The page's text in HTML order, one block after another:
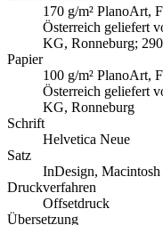
170 g/m² PlanoArt,
Österreich geliefert
KG, Ronneburg;
Papier
100 g/m² PlanoArt,
Österreich geliefert
KG, Ronneburg
Schrift
Helvetica Neue
Satz
InDesign, Macintosh
Druckverfahren
Offsetdruck
Übersetzung